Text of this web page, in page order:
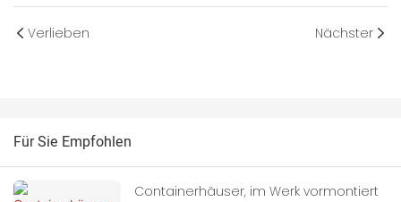
Verlieben Nächster
Für Sie Empfohlen
Containerhäuser, im Werk vormontiert